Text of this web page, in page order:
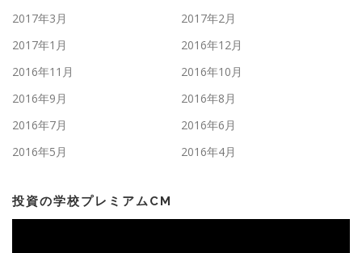
2017年3月
2017年2月
2017年1月
2016年12月
2016年11月
2016年10月
2016年9月
2016年8月
2016年7月
2016年6月
2016年5月
2016年4月
投資の学校プレミアムCM